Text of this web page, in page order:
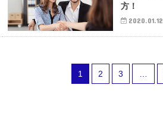
方！
2020.01.12
1 2 3 …